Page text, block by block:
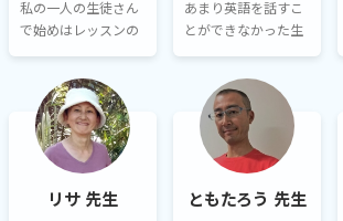
モチベーションにも
私の一人の生徒さん
で始めはレッスンの
したが2ヵ月後はレ
ッスンの９０パーセ
ントを英語で聞き取
って頂けるようにな
あまり英語を話すこ
とができなかった生
しました。
リサ 先生 ともたろう 先生